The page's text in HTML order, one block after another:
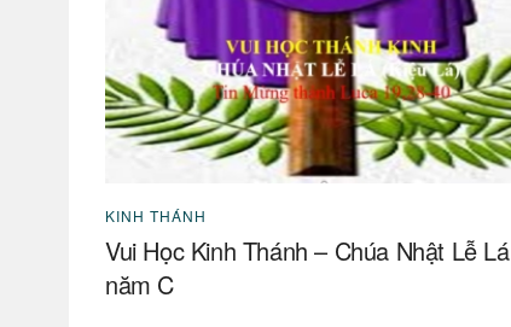
KINH THÁNH
Vui Học Kinh Thánh – Chúa Nhật Lễ Lá
năm C